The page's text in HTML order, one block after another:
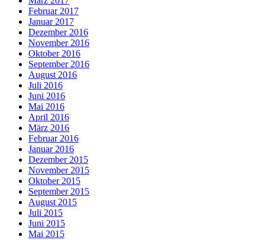
Februar 2017
Januar 2017
Dezember 2016
November 2016
Oktober 2016
September 2016
August 2016
Juli 2016
Juni 2016
Mai 2016
April 2016
März 2016
Februar 2016
Januar 2016
Dezember 2015
November 2015
Oktober 2015
September 2015
August 2015
Juli 2015
Juni 2015
Mai 2015